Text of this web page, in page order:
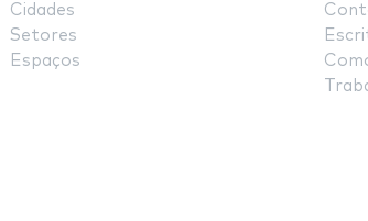
Cidades
Setores
Espaços